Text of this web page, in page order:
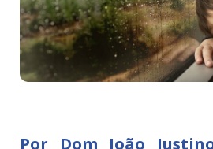
Por Dom João